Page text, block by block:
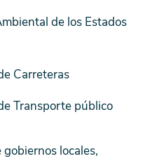
de los Estados
Carreteras
Transporte público
locales,